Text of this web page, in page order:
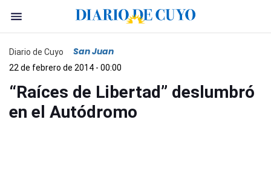
Diario de Cuyo San Juan
22 de febrero de 2014 - 00:00
“Raíces de Libertad” deslumbró
en el Autódromo